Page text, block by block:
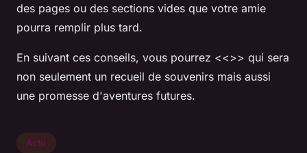
des pages ou des sections vides que votre amie
pourra remplir plus tard.
En suivant ces conseils, vous pourrez <<>> qui sera
non seulement un recueil de souvenirs mais aussi
une promesse d'aventures futures.
Actu